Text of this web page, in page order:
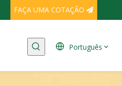
FAÇA UMA COTAÇÃO
Português